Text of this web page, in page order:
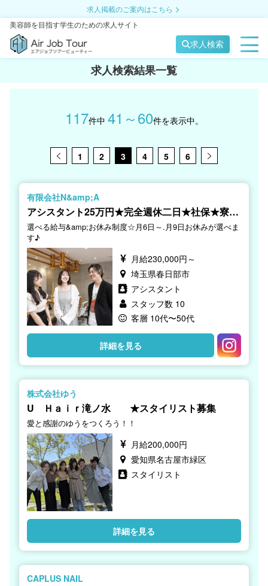
求人掲載のご案内はこちら
美容師を目指す学生のための求人サイト
求人検索
求人検索結果一覧
117件中 41～60件を表示中。
1 2 3 4 5 6
有限会社N&amp;A
アシスタント25万円★完全週休二日★社保★寮完
備★撮影会
選べる給与&amp;お休み制度☆月6日～.月9日お休みが選べま
す♪
月給230,000円～
埼玉県春日部市
アシスタント
スタッフ数 10
客層 10代〜50代
詳細を見る
株式会社ゆう
U Ｈａｉｒ滝ノ水 ★スタイリスト募集
愛と感謝のゆうをつくろう！！
月給200,000円
愛知県名古屋市緑区
スタイリスト
詳細を見る
CAPLUS NAIL